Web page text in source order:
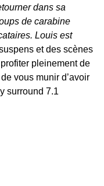
dans sa
de carabine
Louis est
et des scènes
pleinement de
vous munir d’avoir
surround 7.1